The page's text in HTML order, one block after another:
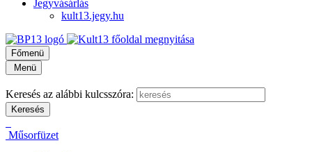
Jegyvásárlás
kult13.jegy.hu
Főmenü
Menü
Keresés az alábbi kulcsszóra:
Műsorfüzet